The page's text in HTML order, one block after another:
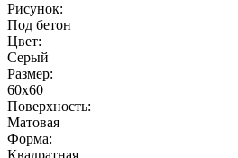
Рисунок:
Под бетон
Цвет:
Серый
Размер:
60x60
Поверхность:
Матовая
Форма:
Квадратная